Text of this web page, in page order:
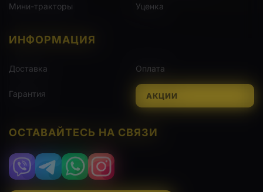
Мини-тракторы Уценка
ИНФОРМАЦИЯ
Доставка Оплата
Гарантия АКЦИИ
ОСТАВАЙТЕСЬ НА СВЯЗИ
Viber TelegramWhatsAppInstagram